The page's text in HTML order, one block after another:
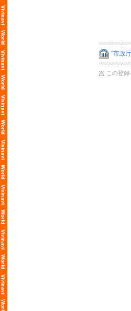
“市政
この登